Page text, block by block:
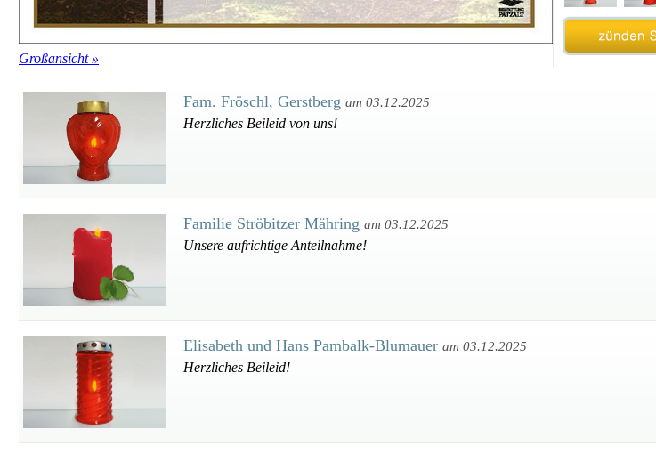
Großansicht »
Fam. Fröschl, Gerstberg am 03.12.2025
Herzliches Beileid von uns!
Familie Ströbitzer Mähring am 03.12.2025
Unsere aufrichtige Anteilnahme!
Elisabeth und Hans Pambalk-Blumauer am 03.12.2025
Herzliches Beileid!